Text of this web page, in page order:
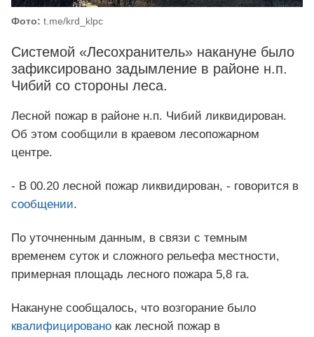
Фото: t.me/krd_klpc
Системой «Лесохранитель» накануне было
зафиксировано задымление в районе н.п.
Чибий со стороны леса.
Лесной пожар в районе н.п. Чибий ликвидирован.
Об этом сообщили в краевом лесопожарном
центре.
- В 00.20 лесной пожар ликвидирован, - говорится в
сообщении.
По уточненным данным, в связи с темным
временем суток и сложного рельефа местности,
примерная площадь лесного пожара 5,8 га.
Накануне сообщалось, что возгорание было
квалифицировано как лесной пожар в